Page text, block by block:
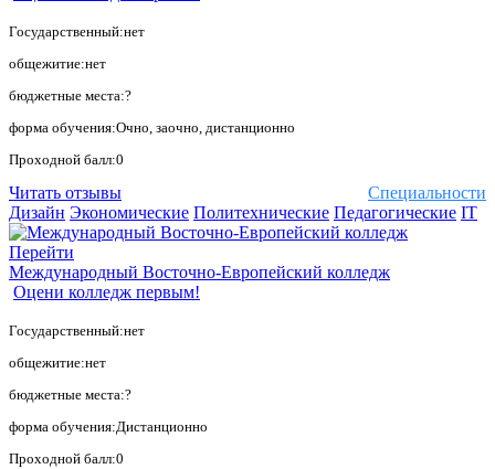
Государственный:нет
общежитие:нет
бюджетные места:?
форма обучения:Очно, заочно, дистанционно
Проходной балл:0
Специальности
Читать отзывы
Дизайн Экономические Политехнические Педагогические IT
Перейти
Международный Восточно-Европейский колледж
Оцени колледж первым!
Государственный:нет
общежитие:нет
бюджетные места:?
форма обучения:Дистанционно
Проходной балл:0